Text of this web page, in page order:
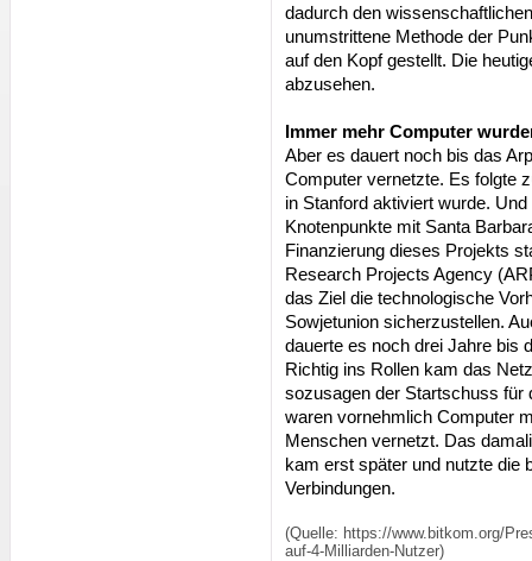
dadurch den
unumstrittene Methode der
auf den Kopf gestellt. Die
abzusehen.
Immer mehr Computer
Aber es dauert noch bis das
Computer vernetzte. Es folgte
in Stanford aktiviert wurde.
Knotenpunkte mit Santa
Finanzierung dieses Projekts
Research Projects Agency
das Ziel die technologische
Sowjetunion sicherzustellen.
dauerte es noch drei Jahre bis
Richtig ins Rollen kam das
sozusagen der Startschuss für
waren vornehmlich Computer
Menschen vernetzt. Das
kam erst später und nutzte die
Verbindungen.
(Quelle: https://www.bitkom.org/
auf-4-Milliarden-Nutzer)